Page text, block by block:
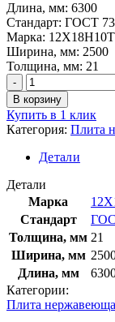
Длина, мм: 6300
Стандарт: ГОСТ
Марка: 12Х18Н10Т
Ширина, мм: 2500
Толщина, мм: 21
Количество
товара
Плита
нержавеющая
21х2500х6300
мм
12Х18Н10Т
ГОСТ
7350-
В корзину
Купить в 1 клик
Категория: Плита
Детали
Детали
Марка
Стандарт
Толщина, мм 21
Ширина, мм
Длина, мм
Категории:
Плита